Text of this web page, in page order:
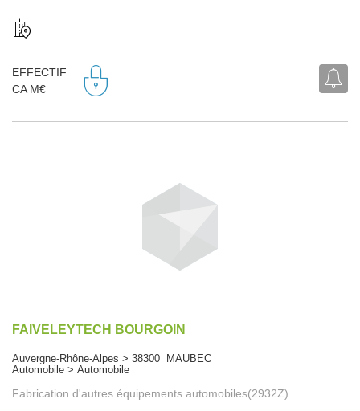
EFFECTIF
CA M€
FAIVELEYTECH BOURGOIN
Auvergne-Rhône-Alpes > 38300 MAUBEC
Automobile > Automobile
Fabrication d'autres équipements automobiles(2932Z)